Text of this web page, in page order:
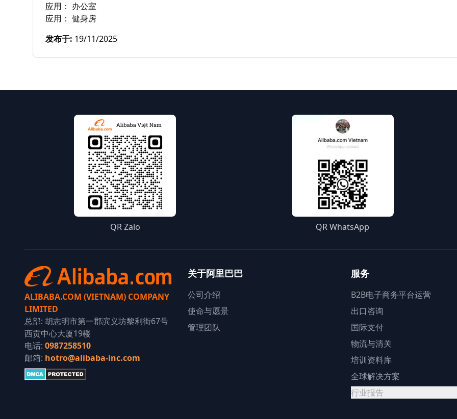
应用： 办公室
应用： 健身房
发布于: 19/11/2025
QR Zalo QR WhatsApp
ALIBABA.COM (VIETNAM) COMPANY
LIMITED
总部: 胡志明市第一郡滨义坊黎利街67号
西贡中心大厦19楼
电话: 0987258510
邮箱: hotro@alibaba-inc.com
关于阿里巴巴
公司介绍
使命与愿景
管理团队
服务
B2B电子商务平台运营
出口咨询
国际支付
物流与清关
培训资料库
全球解决方案
行业报告